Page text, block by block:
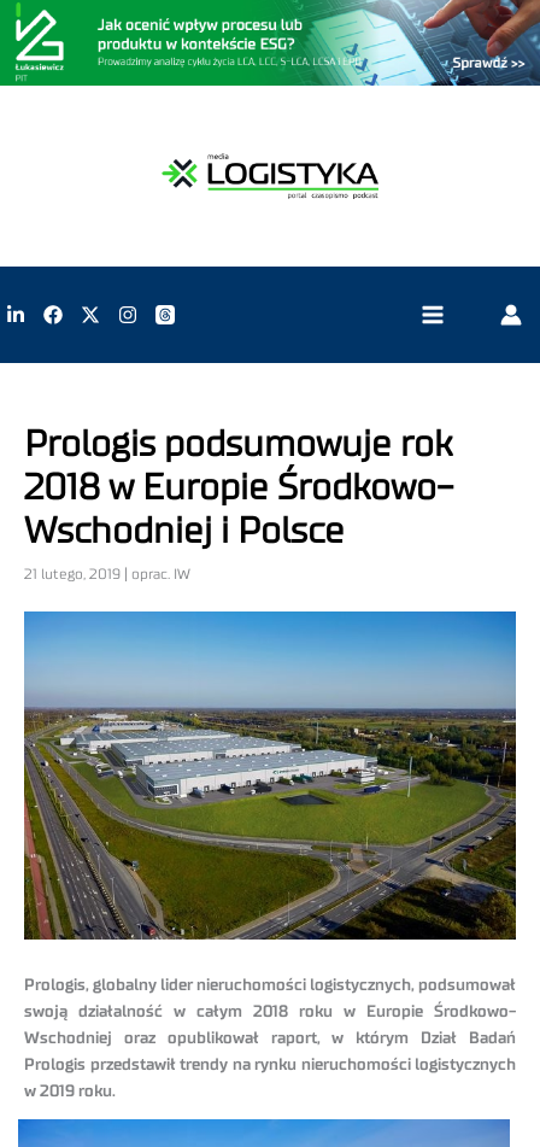
Prologis podsumowuje rok
2018 w Europie Środkowo-
Wschodniej i Polsce
21 lutego, 2019 | oprac. IW
Prologis, globalny lider nieruchomości logistycznych, podsumował
swoją działalność w całym 2018 roku w Europie Środkowo-
Wschodniej oraz opublikował raport, w którym Dział Badań
Prologis przedstawił trendy na rynku nieruchomości logistycznych
w 2019 roku.